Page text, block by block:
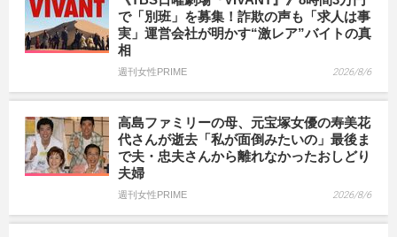
で「別班」を募集！詐欺の声も「求人は事
実」運営会社が明かす“激レア”バイトの真
相
週刊女性PRIME 2026/8/6
高島ファミリーの母、元宝塚女優の寿美花
代さんが逝去「私が面倒みたいの」最後ま
で夫・忠夫さんから離れなかったおしどり
夫婦
週刊女性PRIME 2026/8/6